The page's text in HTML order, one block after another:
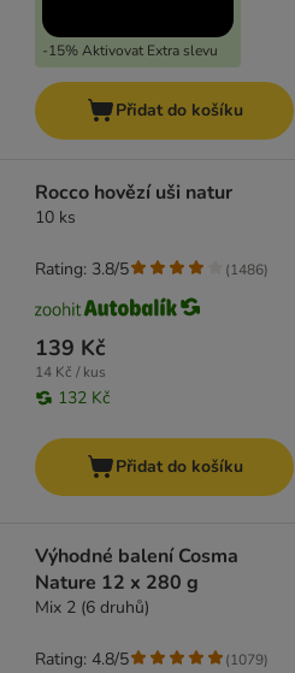
-15% Aktivovat Extra slevu
Přidat do košíku
Rocco hovězí uši natur
10 ks
139 Kč
14 Kč / kus
132 Kč
Rating: 3.8/5 (1486)
Přidat do košíku
Výhodné balení Cosma
Nature 12 x 280 g
Mix 2 (6 druhů)
Rating: 4.8/5 (1079)